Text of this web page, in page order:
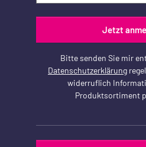
Jetzt
Bitte senden Sie mir
Datenschutzerklärung
widerruflich
Produktsortiment